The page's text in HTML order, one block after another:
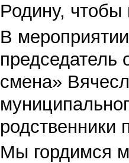
Родину,
В
председатель
смена»
родственники
Мы гордимся